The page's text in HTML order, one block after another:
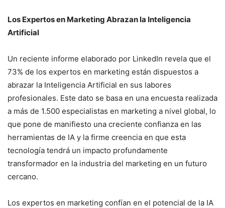
Los Expertos en Marketing Abrazan la Inteligencia
Artificial
Un reciente informe elaborado por LinkedIn revela que el
73% de los expertos en marketing están dispuestos a
abrazar la Inteligencia Artificial en sus labores
profesionales. Este dato se basa en una encuesta realizada
a más de 1.500 especialistas en marketing a nivel global, lo
que pone de manifiesto una creciente confianza en las
herramientas de IA y la firme creencia en que esta
tecnología tendrá un impacto profundamente
transformador en la industria del marketing en un futuro
cercano.
Los expertos en marketing confían en el potencial de la IA